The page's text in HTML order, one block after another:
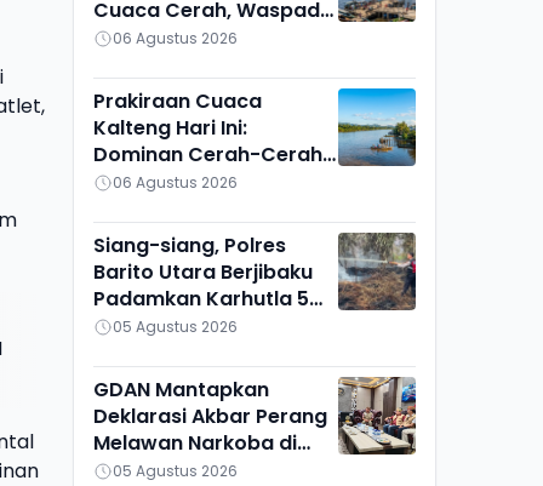
Cuaca Cerah, Waspadai
Munculnya Titik Api
06 Agustus 2026
Prakiraan Cuaca
Kalteng Hari Ini:
Dominan Cerah-Cerah
Berawan, Gunung Mas
06 Agustus 2026
Siang-siang, Polres
Barito Utara Berjibaku
Padamkan Karhutla 5
Hektare di Bintang
05 Agustus 2026
GDAN Mantapkan
Deklarasi Akbar Perang
Melawan Narkoba di
Kalteng
05 Agustus 2026